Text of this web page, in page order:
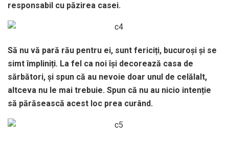
responsabil cu păzirea casei.
Să nu vă pară rău pentru ei, sunt fericiți, bucuroși și se
simt împliniți. La fel ca noi își decorează casa de
sărbători, și spun că au nevoie doar unul de celălalt,
altceva nu le mai trebuie. Spun că nu au nicio intenție
să părăsească acest loc prea curând.